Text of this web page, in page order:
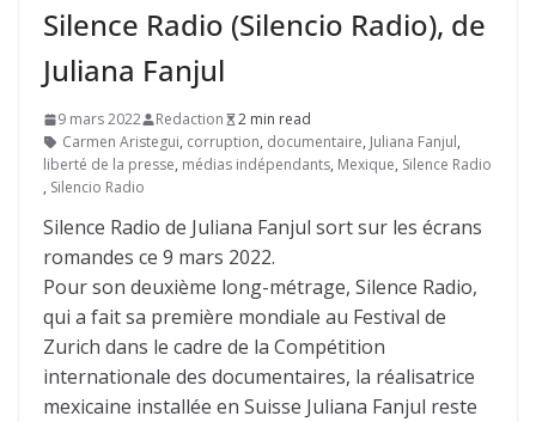
Silence Radio (Silencio Radio), de
Juliana Fanjul
9 mars 2022 Redaction
2 min read
Carmen Aristegui, corruption, documentaire, Juliana Fanjul,
liberté de la presse, médias indépendants, Mexique, Silence Radio
, Silencio Radio
Silence Radio de Juliana Fanjul sort sur les écrans
romandes ce 9 mars 2022.
Pour son deuxième long-métrage, Silence Radio,
qui a fait sa première mondiale au Festival de
Zurich dans le cadre de la Compétition
internationale des documentaires, la réalisatrice
mexicaine installée en Suisse Juliana Fanjul reste